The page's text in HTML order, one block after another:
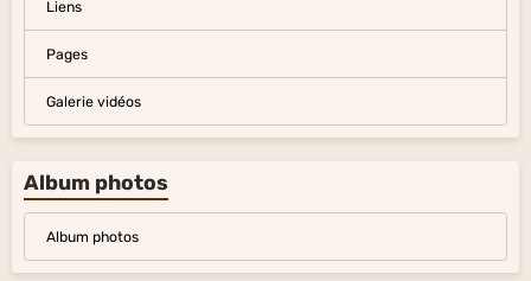
Liens
Pages
Galerie vidéos
Album photos
Album photos